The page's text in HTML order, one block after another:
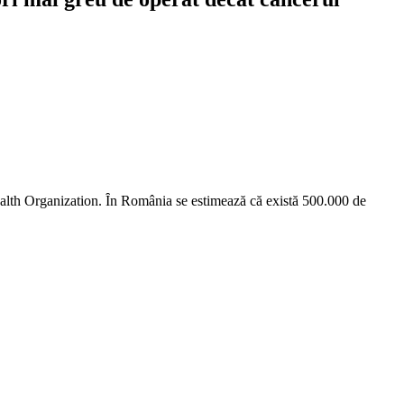
Organization. Ȋn România se estimează că există 500.000 de